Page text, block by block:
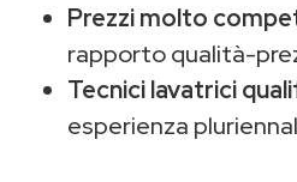
Prezzi molto
rapporto qualità-
Tecnici lavatrici
esperienza